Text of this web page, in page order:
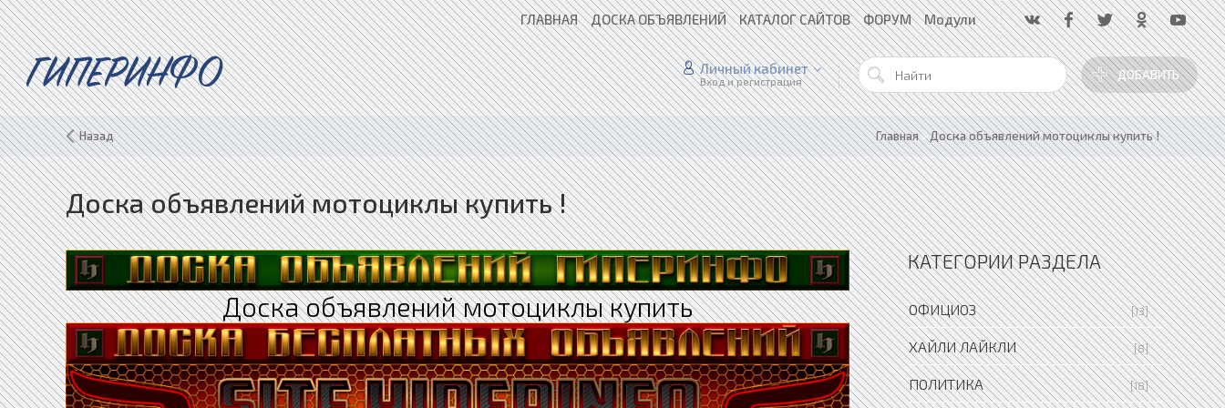
ГЛАВНАЯ ДОСКА ОБЪЯВЛЕНИЙ КАТАЛОГ САЙТОВ ФОРУМ Модули
ГИПЕРИНФО ДОБАВИТЬ
Личный кабинет
Вход и регистрация
Назад Главная»Доска объявлений мотоциклы купить !
Доска объявлений мотоциклы купить !
Доска объявлений мотоциклы купить
КАТЕГОРИИ РАЗДЕЛА
ОФИЦИОЗ [13]
ХАЙЛИ ЛАЙКЛИ [8]
ПОЛИТИКА [18]